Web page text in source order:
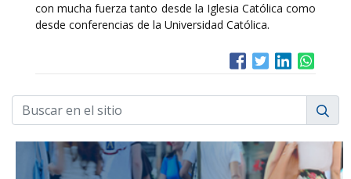
con mucha fuerza tanto desde la Iglesia Católica como
desde conferencias de la Universidad Católica.